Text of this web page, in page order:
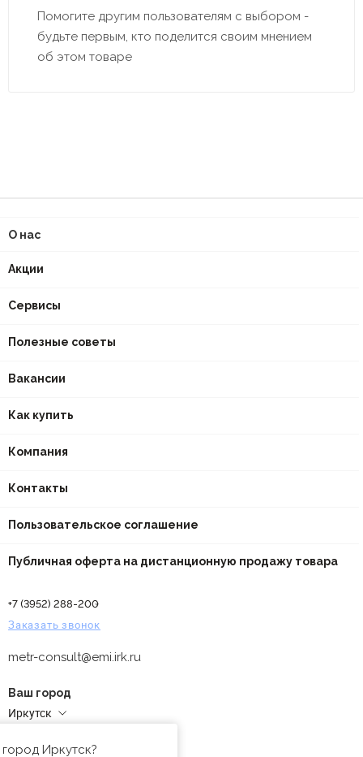
Помогите другим пользователям с выбором -
будьте первым, кто поделится своим мнением
об этом товаре
О нас
Акции
Сервисы
Полезные советы
Вакансии
Как купить
Компания
Контакты
Пользовательское соглашение
Публичная оферта на дистанционную продажу товара
+7 (3952) 288-200
Заказать звонок
metr-consult@emi.irk.ru
Ваш город
Иркутск
Иркутск?